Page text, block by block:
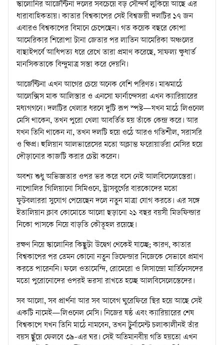
স্কালোনির আর্জেন্টিনা দলের সবচেয়ে বড় সৌন্দর্য লুকিয়ে আছে এর
ধারাবাহিকতায়। কাতার বিশ্বকাপের সেই বিশ্বজয়ী দলটির ১৭ জন
এবারও বিশ্বকাপের বিমানে চেপেছেন। গত কয়েক বছরে কোপা
আমেরিকার শিরোপা টানা জেতার পর লাতিন আমেরিকা অঞ্চলের
বাছাইপর্বে আধিপত্য ধরে রেখে তারা প্রমাণ করেছে, সাফল্য ক্ষুধার্ত
মানসিকতাকে বিন্দুমাত্র সস্তা করে দেয়নি।
আর্জেন্টিনা এখন আগের চেয়ে অনেক বেশি পরিণত। মাঝমাঠে
আলেক্সিস মাক আলিস্তার ও এনসো ফার্নান্দেসরা এখন ক্যারিয়ারের
মধ্যগগনে। দলটির খেলার ধরনে দুটি রূপ স্পষ্ট—যখন মাঠে লিওনেল
মেসি থাকেন, তখন পুরো খেলা আবর্তিত হয় তাঁকে কেন্দ্র করে। আর
যখন তিনি থাকেন না, তখন দলটি হয়ে ওঠে আরও গতিশীল, সরাসরি
ও ক্ষিপ্র। হুলিয়ান আলভারেসের মতো অক্লান্ত ফরোয়ার্ডরা মেসির হয়ে
দৌড়ানোর কাজটি করার চেষ্টা করেন।
অবশ্য শুধু অভিজ্ঞতার ওপর ভর করে বসে নেই আলবিসেলেস্তেরা।
নাপোলির গিলিয়ানো সিমিওনে, স্ট্রাসবুর্গের বারকোদের মতো
ফুটবলাররা সুযোগ পেয়েছেন দলে নতুন মাত্রা যোগ করতে। এর সঙ্গে
ইতালিয়ান ক্লাব কোমোতে আলো ছড়ানো ২১ বছর বয়সী মিডফিল্ডার
নিকো পাসকে নিয়ে বাড়তি কৌতূহল রয়েছে।
রক্ষণ নিয়ে স্কালোনির কিছুটা উদ্বেগ থেকেই যাচ্ছে; কারণ, কাতার
বিশ্বকাপের পর তেমন কোনো নতুন ডিফেন্ডার নিজেকে সেভাবে প্রমাণ
করতে পারেননি। ফলে ওতামেন্দি, রোমেরো ও লিসান্দ্রো মার্তিনেসদের
মতো পুরোনোদের ওপরই ভরসা রাখতে হচ্ছে আলবিসেলেস্তেদের।
সব আলো, সব প্রার্থনা আর সব আবেগ ঘুরেফিরে স্থির হয়ে আছে সেই
একটি নামেই—লিওনেল মেসি। নিজের ষষ্ঠ এবং ক্যারিয়ারের শেষ
বিশ্বকাপে যখন তিনি মাঠে নামবেন, তখন টুর্নামেন্ট চলাকালীনই তাঁর
বয়স ছুঁয়ে ফেলবে ৩৯-এর ঘর। সেই অতিমানবীয় গতি হয়তো এখন